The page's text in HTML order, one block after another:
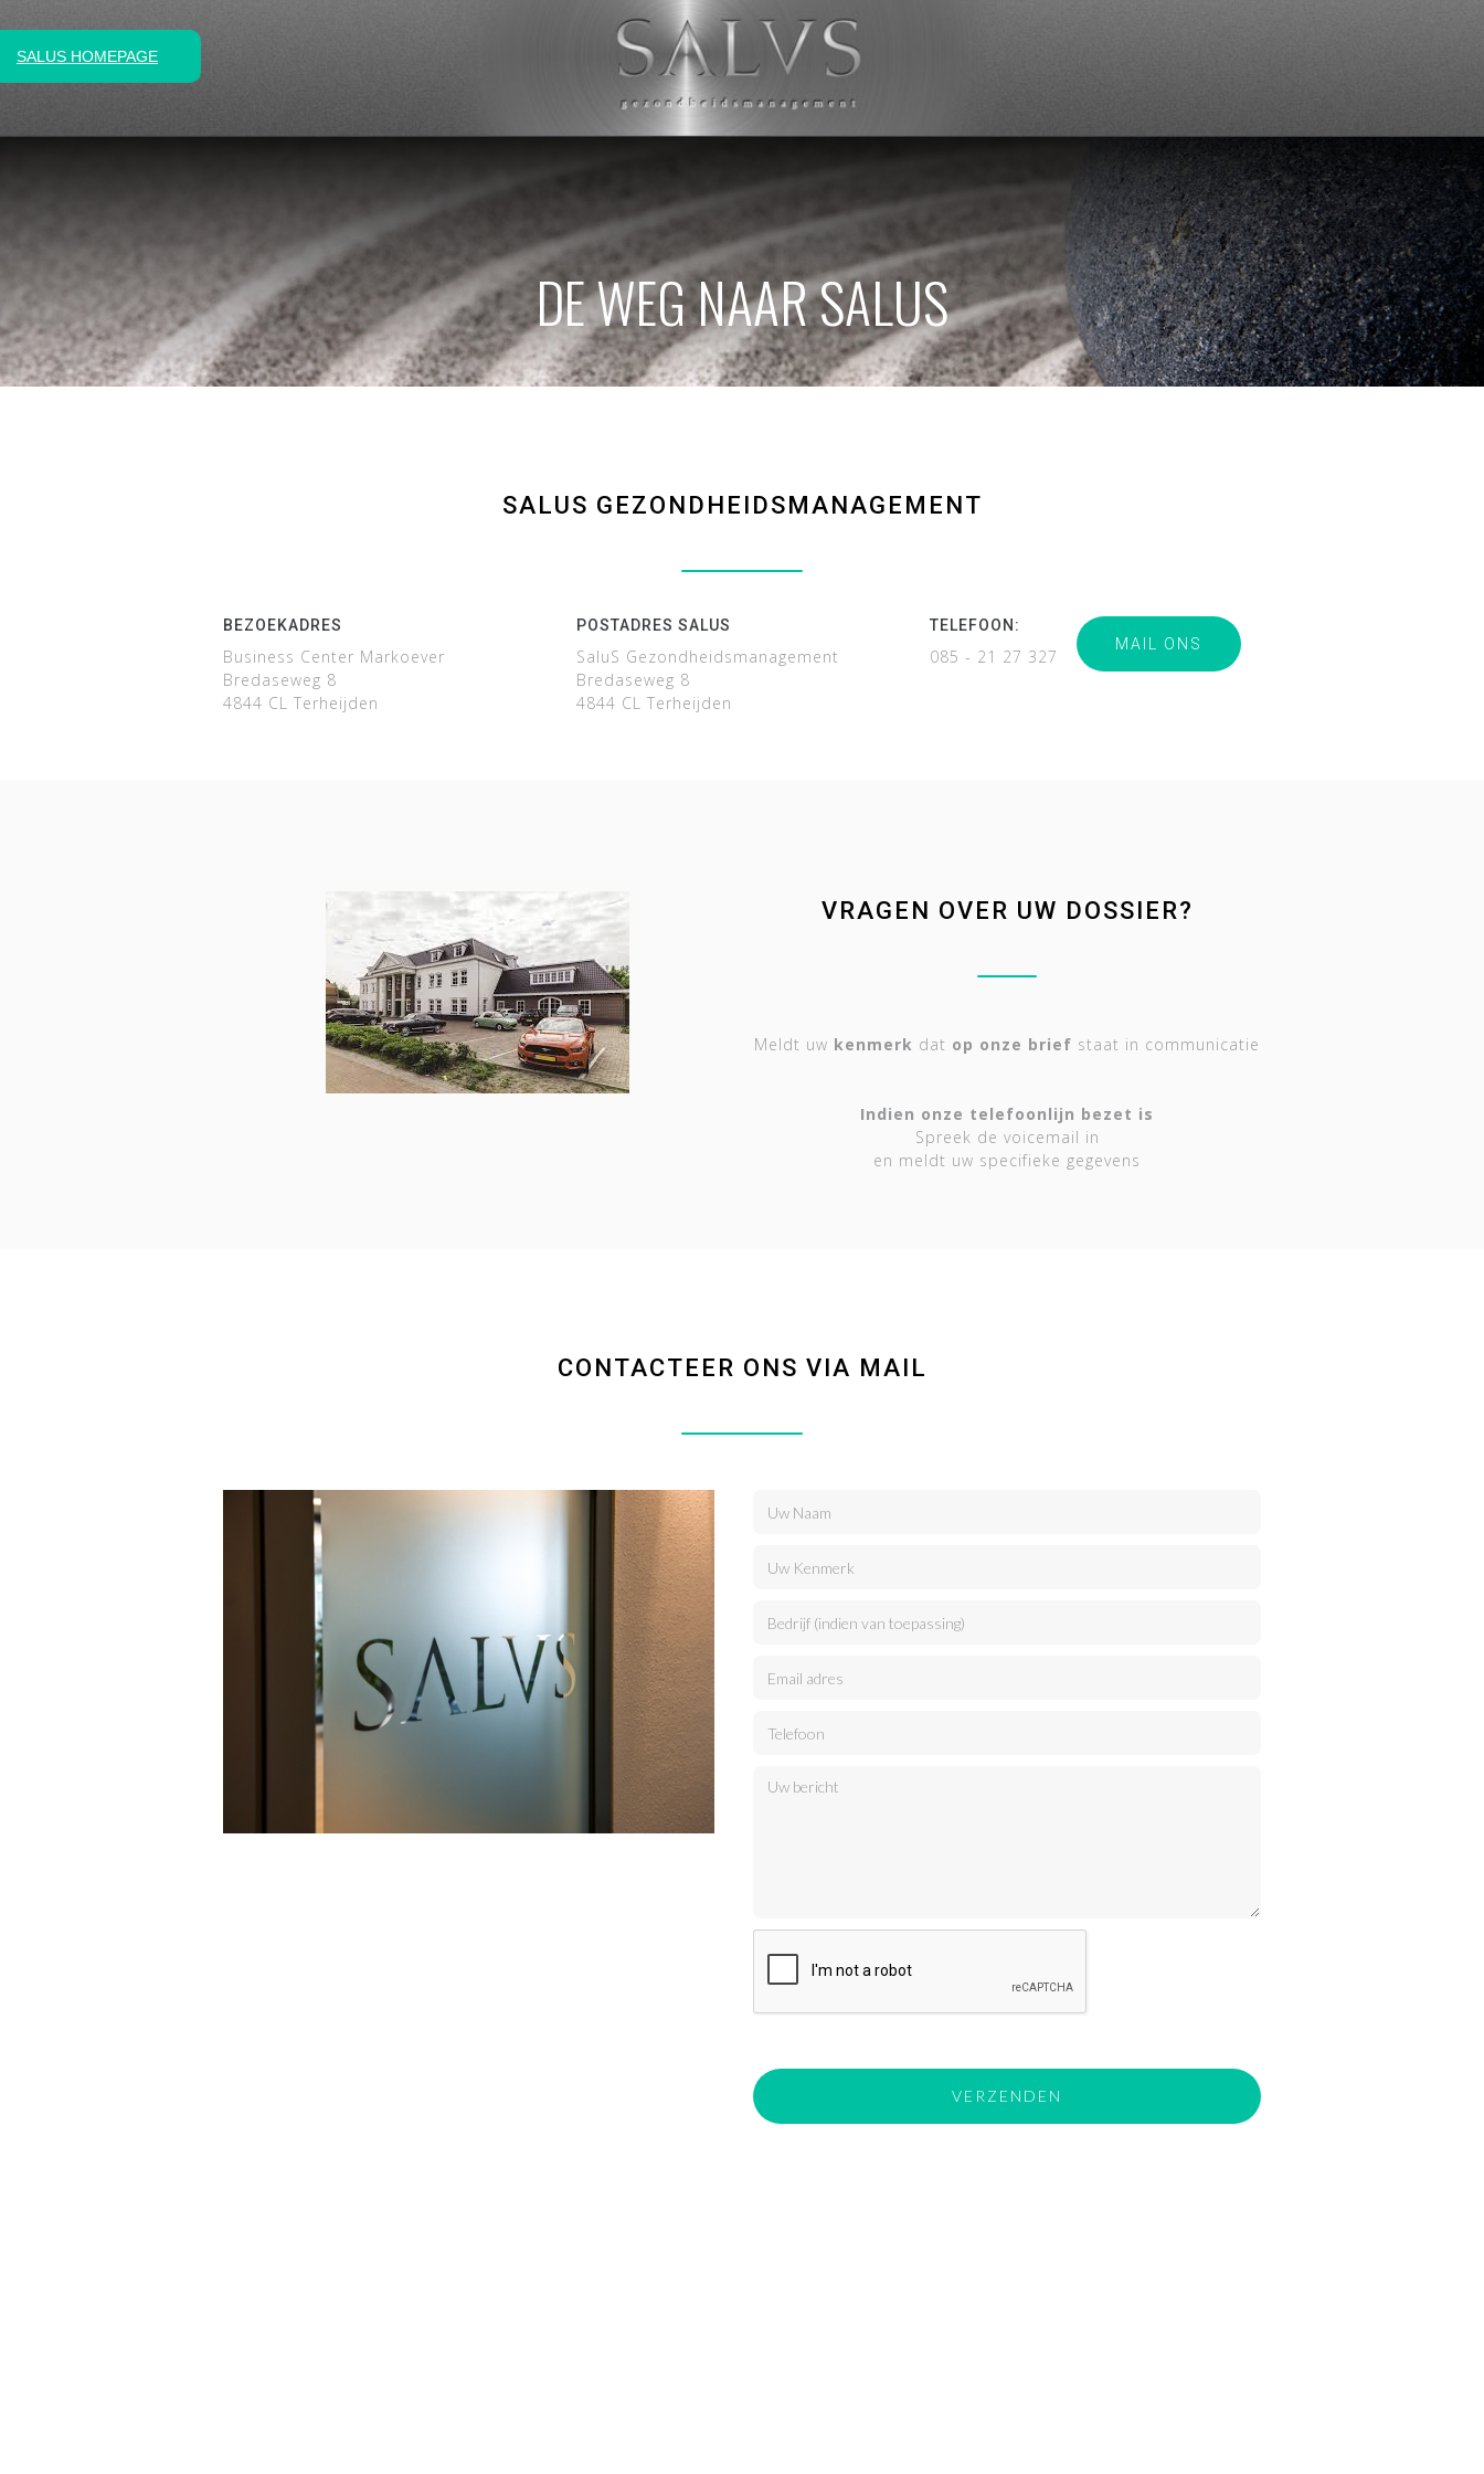
SALUS HOMEPAGE
DE WEG NAAR SALUS
SALUS GEZONDHEIDSMANAGEMENT
BEZOEKADRES
Business Center Markoever
Bredaseweg 8
4844 CL Terheijden
POSTADRES SALUS
SaluS Gezondheidsmanagement
Bredaseweg 8
4844 CL Terheijden
TELEFOON:
085 - 21 27 327
MAIL ONS
VRAGEN OVER UW DOSSIER?
Meldt uw kenmerk dat op onze brief staat in communicatie
Indien onze telefoonlijn bezet is
Spreek de voicemail in
en meldt uw specifieke gegevens
CONTACTEER ONS VIA MAIL